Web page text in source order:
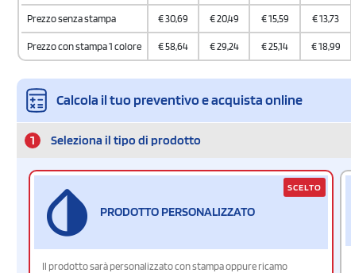
Prezzo senza stampa €30,69 €20,49 €15,59 €13,73
Prezzo con stampa 1 colore €58,64 €29,24 €25,14 €18,99
Calcola il tuo preventivo e acquista online
1 Seleziona il tipo di prodotto
PRODOTTO PERSONALIZZATO
Il prodotto sarà personalizzato con stampa oppure ricamo
SCELTO